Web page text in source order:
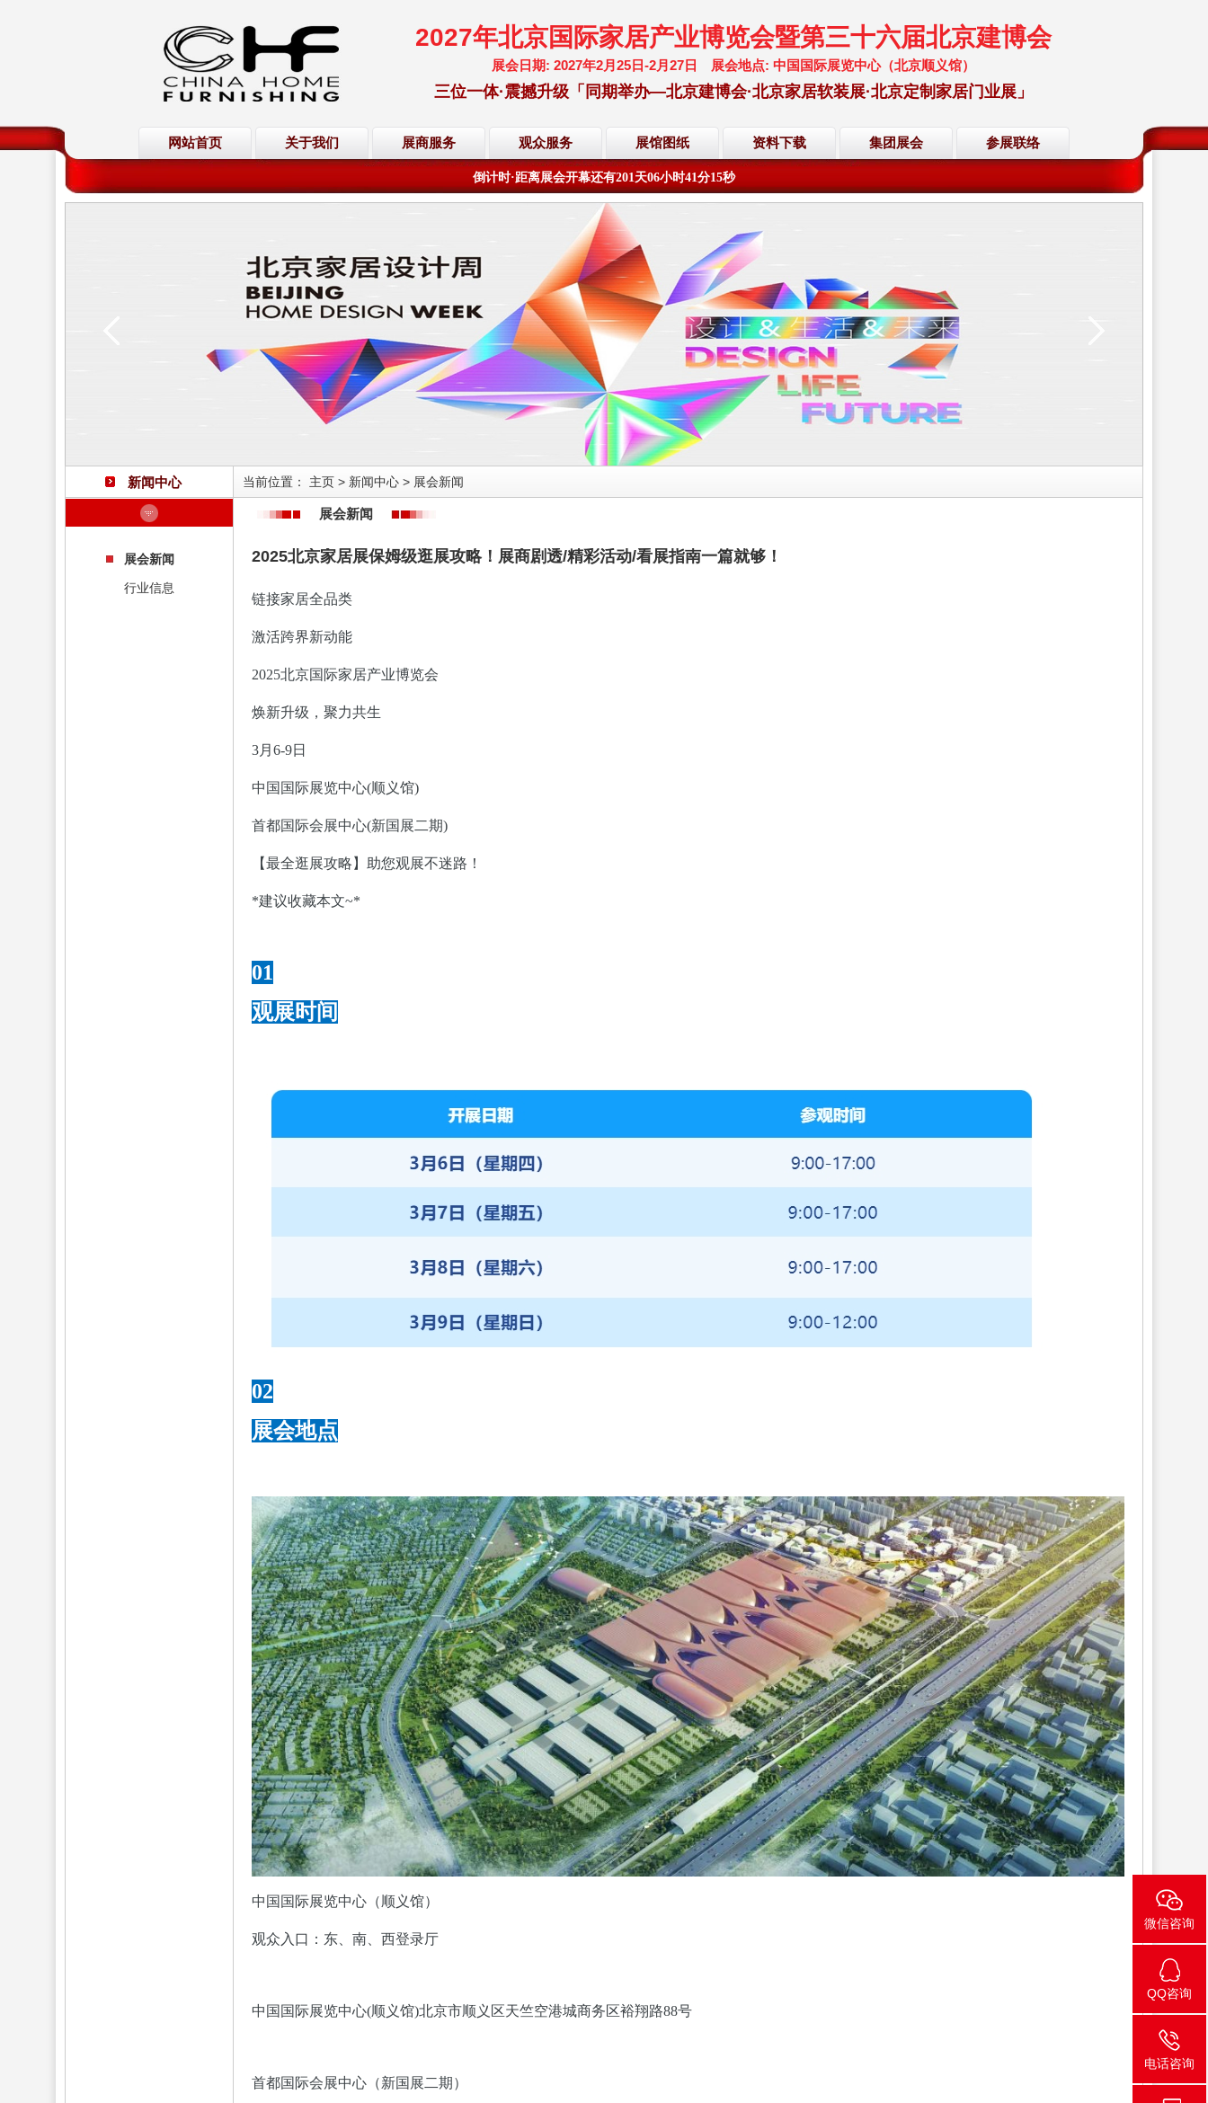
2027年北京国际家居产业博览会暨第三十六届北京建博会
展会日期: 2027年2月25日-2月27日 展会地点: 中国国际展览中心（北京顺义馆）
三位一体·震撼升级「同期举办—北京建博会·北京家居软装展·北京定制家居门业展」
网站首页 关于我们 展商服务 观众服务 展馆图纸 资料下载 集团展会 参展联络
欢迎访问·2027年北京国际家居产业博览会·大会网站
倒计时·距离展会开幕还有201天06小时41分14秒
欢迎访问·2027年北京国际家居产业博览会·大会网站
倒计时·距离展会开幕还有201天 秒
新闻中心
展会新闻
行业信息
当前位置： 主页 > 新闻中心 > 展会新闻
展会新闻
2025北京家居展保姆级逛展攻略！展商剧透/精彩活动/看展指南一篇就够！
链接家居全品类
激活跨界新动能
2025北京国际家居产业博览会
焕新升级，聚力共生
3月6-9日
中国国际展览中心(顺义馆)
首都国际会展中心(新国展二期)
【最全逛展攻略】助您观展不迷路！
*建议收藏本文~*
01
观展时间
02
展会地点
中国国际展览中心（顺义馆）
观众入口：东、南、西登录厅
中国国际展览中心(顺义馆)北京市顺义区天竺空港城商务区裕翔路88号
首都国际会展中心（新国展二期）
微信咨询
QQ咨询
电话咨询